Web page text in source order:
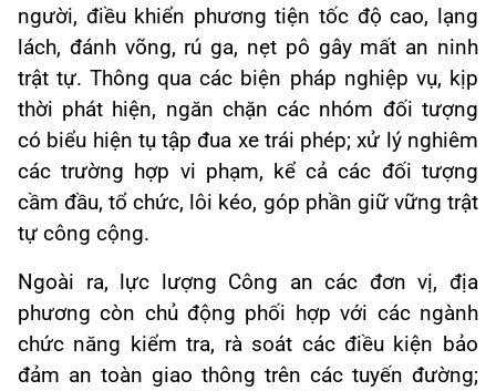
người, điều khiển phương tiện tốc độ cao, lạng
lách, đánh võng, rú ga, nẹt pô gây mất an ninh
trật tự. Thông qua các biện pháp nghiệp vụ, kịp
thời phát hiện, ngăn chặn các nhóm đối tượng
có biểu hiện tụ tập đua xe trái phép; xử lý nghiêm
các trường hợp vi phạm, kể cả các đối tượng
cầm đầu, tổ chức, lôi kéo, góp phần giữ vững trật
tự công cộng.
Ngoài ra, lực lượng Công an các đơn vị, địa
phương còn chủ động phối hợp với các ngành
chức năng kiểm tra, rà soát các điều kiện bảo
đảm an toàn giao thông trên các tuyến đường;